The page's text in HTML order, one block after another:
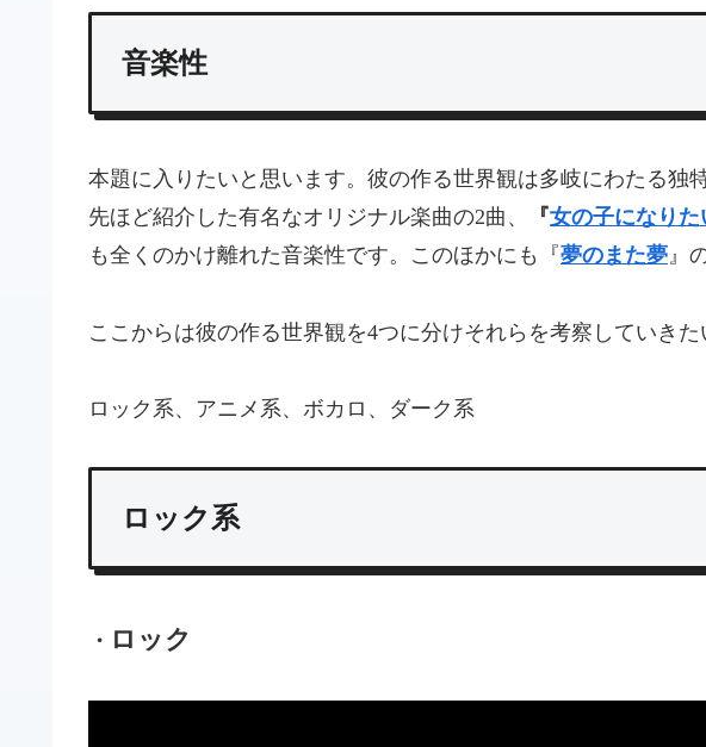
音楽性
本題に入りたいと思います。彼の作る世界観は多岐にわたる独
先ほど紹介した有名なオリジナル楽曲の2曲、
『女の子になりた
も全くのかけ離れた音楽性です。このほかにも『夢のまた夢』
ここからは彼の作る世界観を4つに分けそれらを考察していきた
ロック系、アニメ系、ボカロ、ダーク系
ロック系
・ ロック